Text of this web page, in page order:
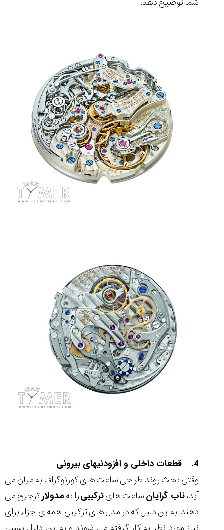
شما توضیح دهد.
4. قطعات داخلی و افزودنیهای بیرونی
وقتی بحث روند طراحی ساعت های کورنوگراف به میان می
آید،ناب گرایانساعت هایترکیبیرا بهمدولارترجیح می
دهند. به این دلیل که در مدل های ترکیبی همه ی اجزاء برای